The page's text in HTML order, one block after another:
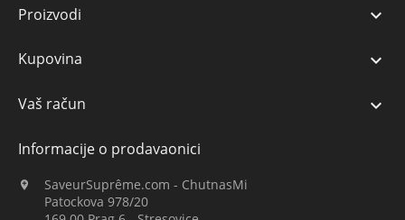
Proizvodi 
Kupovina 
Vaš račun 
Informacije o prodavaonici

SaveurSuprême.com - ChutnasMi
Patockova 978/20